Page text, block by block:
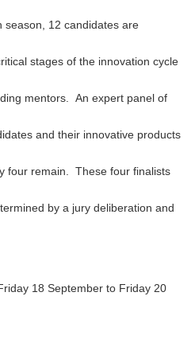
season, 12 candidates are
stages of the innovation cycle
mentors. An expert panel of
and their innovative products
four remain. These four finalists
by a jury deliberation and
18 September to Friday 20